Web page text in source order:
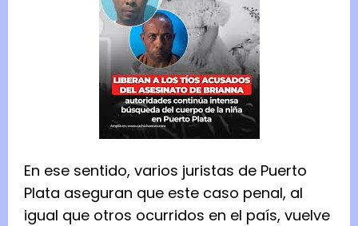
En ese sentido, varios juristas de Puerto
Plata aseguran que este caso penal, al
igual que otros ocurridos en el país, vuelve